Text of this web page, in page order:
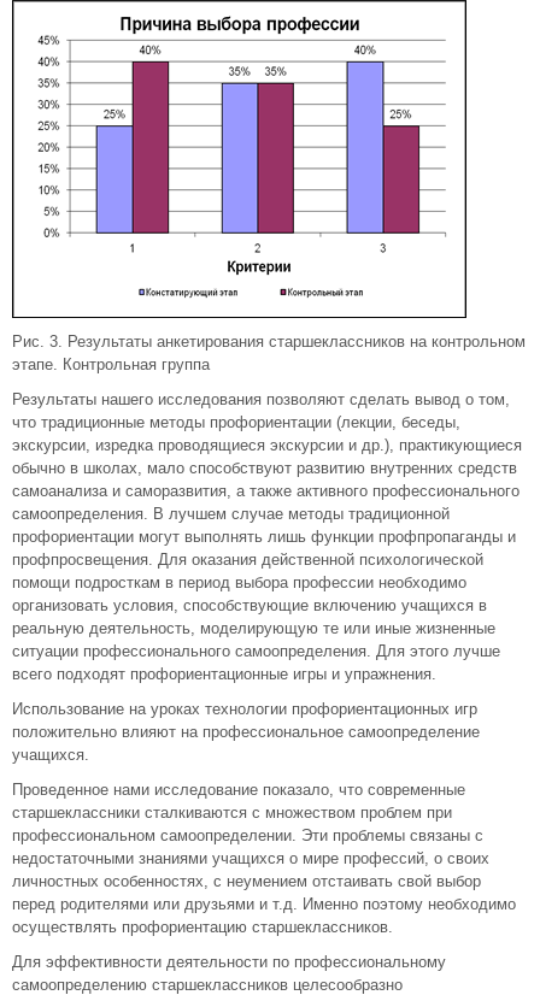
Рис. 3. Результаты анкетирования старшеклассников на контрольном
этапе. Контрольная группа
Результаты нашего исследования позволяют сделать вывод о том,
что традиционные методы профориентации (лекции, беседы,
экскурсии, изредка проводящиеся экскурсии и др.), практикующиеся
обычно в школах, мало способствуют развитию внутренних средств
самоанализа и саморазвития, а также активного профессионального
самоопределения. В лучшем случае методы традиционной
профориентации могут выполнять лишь функции профпропаганды и
профпросвещения. Для оказания действенной психологической
помощи подросткам в период выбора профессии необходимо
организовать условия, способствующие включению учащихся в
реальную деятельность, моделирующую те или иные жизненные
ситуации профессионального самоопределения. Для этого лучше
всего подходят профориентационные игры и упражнения.
Использование на уроках технологии профориентационных игр
положительно влияют на профессиональное самоопределение
учащихся.
Проведенное нами исследование показало, что современные
старшеклассники сталкиваются с множеством проблем при
профессиональном самоопределении. Эти проблемы связаны с
недостаточными знаниями учащихся о мире профессий, о своих
личностных особенностях, с неумением отстаивать свой выбор
перед родителями или друзьями и т.д. Именно поэтому необходимо
осуществлять профориентацию старшеклассников.
Для эффективности деятельности по профессиональному
самоопределению старшеклассников целесообразно